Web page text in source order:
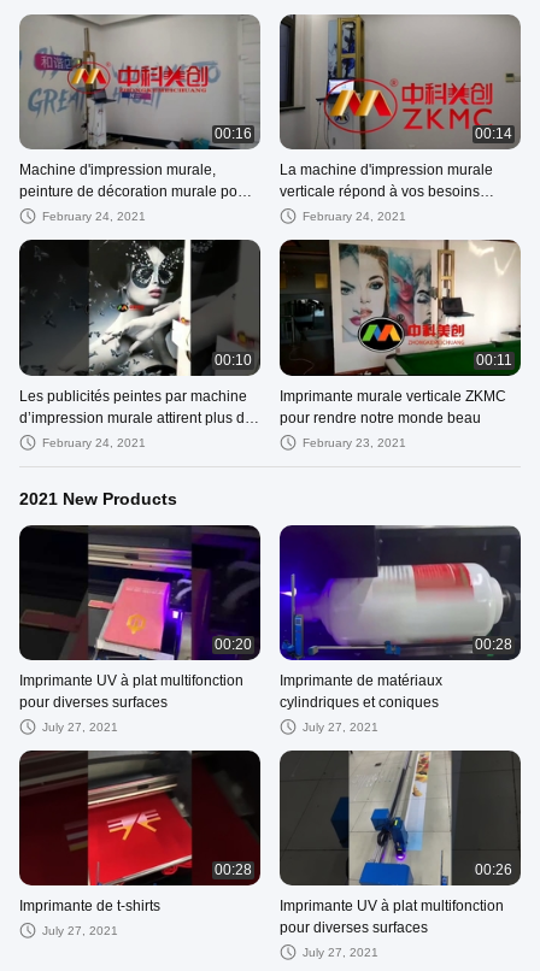
00:16
Machine d'impression murale,
peinture de décoration murale pour
salle de sport
February 24, 2021
00:14
La machine d'impression murale
verticale répond à vos besoins
d'impression d'images intérieures et
February 24, 2021
00:10
Les publicités peintes par machine
d’impression murale attirent plus de
clientsFebruary 24, 2021
00:11
Imprimante murale verticale ZKMC
pour rendre notre monde beau
February 23, 2021
2021 New Products
00:20
Imprimante UV à plat multifonction
pour diverses surfaces
July 27, 2021
00:28
Imprimante de matériaux
cylindriques et coniques
July 27, 2021
00:28
Imprimante de t-shirts
July 27, 2021
00:26
Imprimante UV à plat multifonction
pour diverses surfaces
July 27, 2021